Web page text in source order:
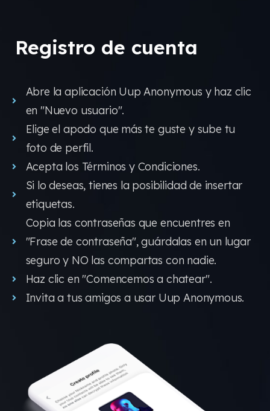
Registro de cuenta
Abre la aplicación Uup Anonymous y haz clic
en "Nuevo usuario".
Elige el apodo que más te guste y sube tu
foto de perfil.
Acepta los Términos y Condiciones.
Si lo deseas, tienes la posibilidad de insertar
etiquetas.
Copia las contraseñas que encuentres en
"Frase de contraseña", guárdalas en un lugar
seguro y NO las compartas con nadie.
Haz clic en "Comencemos a chatear".
Invita a tus amigos a usar Uup Anonymous.